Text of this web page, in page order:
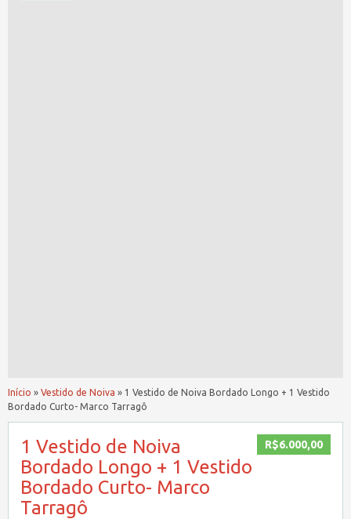
Início » Vestido de Noiva » 1 Vestido de Noiva Bordado Longo + 1 Vestido
Bordado Curto- Marco Tarragô
R$6.000,00
1 Vestido de Noiva
Bordado Longo + 1 Vestido
Bordado Curto- Marco
Tarragô